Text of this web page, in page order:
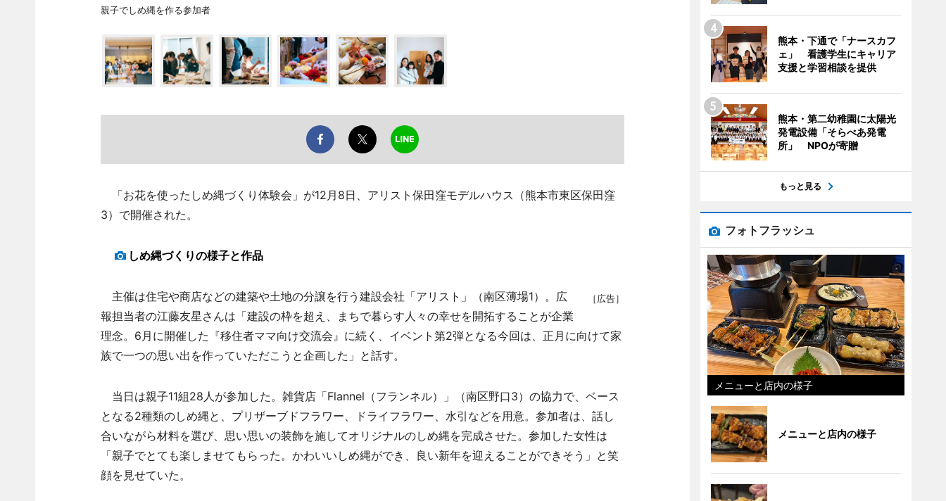
親子でしめ縄を作る参加者
「お花を使ったしめ縄づくり体験会」が12月8日、アリスト保田窪モデルハウス（熊本市東区保田窪
3）で開催された。
しめ縄づくりの様子と作品
［広告］
主催は住宅や商店などの建築や土地の分譲を行う建設会社「アリスト」（南区薄場1）。広
報担当者の江藤友星さんは「建設の枠を超え、まちで暮らす人々の幸せを開拓することが企業
理念。6月に開催した『移住者ママ向け交流会』に続く、イベント第2弾となる今回は、正月に向けて家
族で一つの思い出を作っていただこうと企画した」と話す。
当日は親子11組28人が参加した。雑貨店「Flannel（フランネル）」（南区野口3）の協力で、ベース
となる2種類のしめ縄と、プリザーブドフラワー、ドライフラワー、水引などを用意。参加者は、話し
合いながら材料を選び、思い思いの装飾を施してオリジナルのしめ縄を完成させた。参加した女性は
「親子でとても楽しませてもらった。かわいいしめ縄ができ、良い新年を迎えることができそう」と笑
顔を見せていた。
熊本・下通で「ナースカフ
ェ」 看護学生にキャリア
支援と学習相談を提供
熊本・第二幼稚園に太陽光
発電設備「そらべあ発電
所」 NPOが寄贈
もっと見る
フォトフラッシュ
メニューと店内の様子
メニューと店内の様子